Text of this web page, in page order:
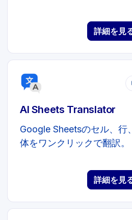
詳細を見
AI Sheets Translator
Google Sheetsのセル、行
体をワンクリックで翻訳。
詳細を見